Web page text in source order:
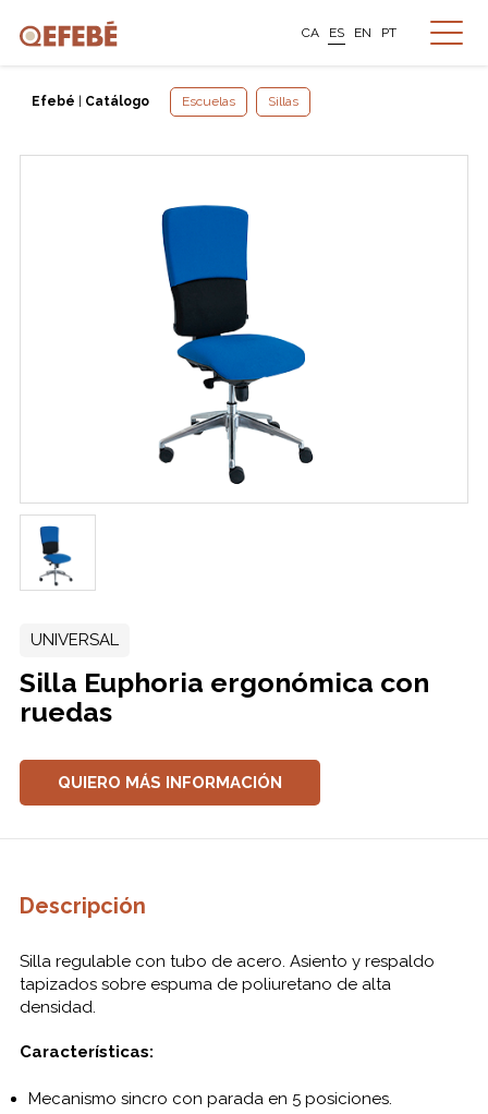
CA ES EN PT
Efebé Catálogo Escuelas Sillas
UNIVERSAL
Silla Euphoria ergonómica con
ruedas
QUIERO MÁS INFORMACIÓN
Descripción
Silla regulable con tubo de acero. Asiento y respaldo
tapizados sobre espuma de poliuretano de alta
densidad.
Características:
Mecanismo sincro con parada en 5 posiciones.